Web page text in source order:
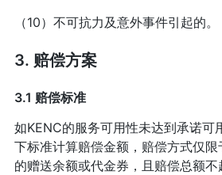
（10）不可抗力及意外事件引起的。
3. 赔偿方案
3.1 赔偿标准
如KENC的服务可用性未达到承诺可
下标准计算赔偿金额，赔偿方式仅
的赠送余额或代金券，且赔偿总额